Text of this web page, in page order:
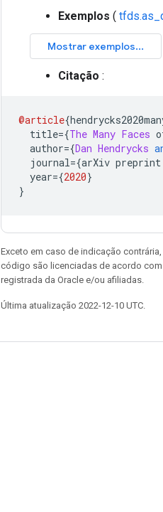
Exemplos (
Citação :
@article{
title={The Many Faces
author={Dan Hendrycks
journal={arXiv
year={2020}
}
Exceto em caso de indicação
código são licenciadas de acordo com
registrada da Oracle e/ou afiliadas.
Última atualização 2022-12-10 UTC.